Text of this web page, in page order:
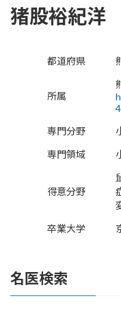
猪股裕紀洋
都道府県
所属
専門分野
専門領域
得意分野
卒業大学
名医検索